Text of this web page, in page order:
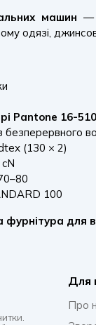
машин —
одязі,
Pantone 16-
безперервного
(130 × 2)
100
фурнітура для
Для
Про